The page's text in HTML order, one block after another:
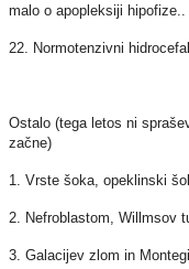
malo o apopleksiji hipofize..
22. Normotenzivni
Ostalo (tega letos ni
začne)
1. Vrste šoka, opeklinski
2. Nefroblastom, Willmsov
3. Galacijev zlom in